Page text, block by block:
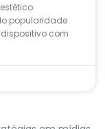
popularidade
dispositivo com